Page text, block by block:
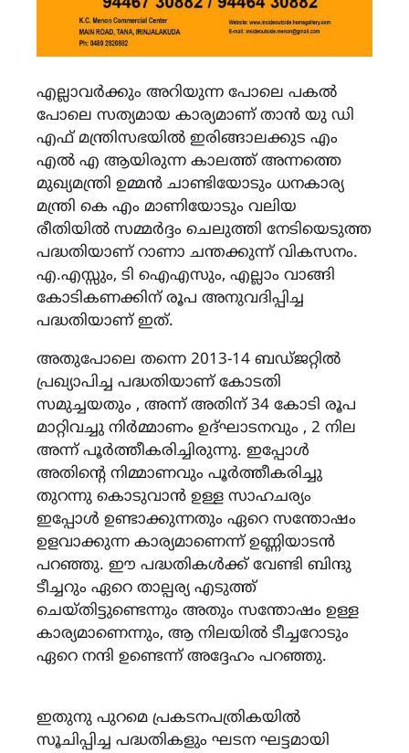
എല്ലാവർക്കും അറിയുന്ന പോലെ പകൽ
പോലെ സത്യമായ കാര്യമാണ് താൻ യു ഡി
എഫ് മന്ത്രിസഭയിൽ ഇരിങ്ങാലക്കുട എം
എൽ എ ആയിരുന്ന കാലത്ത് അന്നത്തെ
മുഖ്യമന്ത്രി ഉമ്മൻ ചാണ്ടിയോടും ധനകാര്യ
മന്ത്രി കെ എം മാണിയോടും വലിയ
രീതിയിൽ സമ്മർദ്ദം ചെലുത്തി നേടിയെടുത്ത
പദ്ധതിയാണ് റാണാ ചന്തക്കുന്ന് വികസനം.
എ.എസ്സും, ടി ഐഎസും, എല്ലാം വാങ്ങി
കോടികണക്കിന് രൂപ അനുവദിപ്പിച്ച
പദ്ധതിയാണ് ഇത്.
അതുപോലെ തന്നെ 2013-14 ബഡ്ജറ്റിൽ
പ്രഖ്യാപിച്ച പദ്ധതിയാണ് കോടതി
സമുച്ചയതും , അന്ന് അതിന് 34 കോടി രൂപ
മാറ്റിവച്ചു നിർമ്മാണം ഉദ്ഘാടനവും , 2 നില
അന്ന് പൂർത്തീകരിച്ചിരുന്നു. ഇപ്പോൾ
അതിന്റെ നിമ്മാണവും പൂർത്തീകരിച്ചു
തുറന്നു കൊടുവാൻ ഉള്ള സാഹചര്യം
ഇപ്പോൾ ഉണ്ടാക്കുന്നതും ഏറെ സന്തോഷം
ഉളവാക്കുന്ന കാര്യമാണെന്ന് ഉണ്ണിയാടൻ
പറഞ്ഞു. ഈ പദ്ധതികൾക്ക് വേണ്ടി ബിന്ദു
ടീച്ചറും ഏറെ താല്പര്യ എടുത്ത്
ചെയ്തിട്ടുണ്ടെന്നും അതും സന്തോഷം ഉള്ള
കാര്യമാണെന്നും, ആ നിലയിൽ ടീച്ചറോടും
ഏറെ നന്ദി ഉണ്ടെന്ന് അദ്ദേഹം പറഞ്ഞു.
ഇതുനു പുറമെ പ്രകടനപത്രികയിൽ
സൂചിപ്പിച്ച പദ്ധതികളും ഘടന ഘട്ടമായി